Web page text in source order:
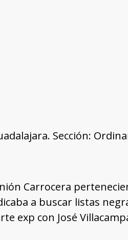
Sección:
Carrocera
a buscar listas
exp con José